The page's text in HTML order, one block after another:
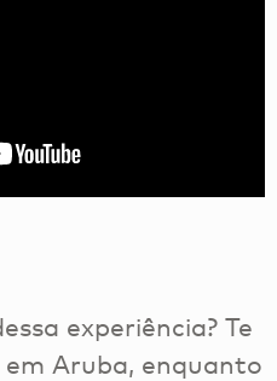
experiência? Te
em Aruba, enquanto